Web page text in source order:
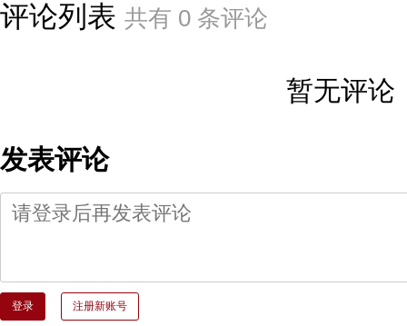
评论列表 共有 0 条评论
暂无评论
发表评论
登录 注册新账号